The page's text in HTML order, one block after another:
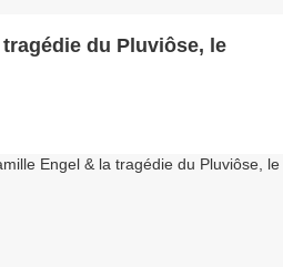
du Pluviôse, le